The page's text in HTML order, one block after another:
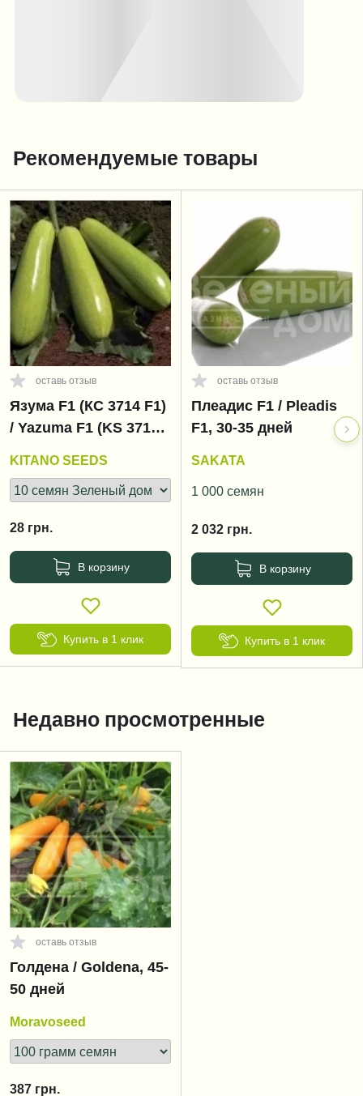
Рекомендуемые товары
оставь отзыв
Язума F1 (КС 3714 F1)
/ Yazuma F1 (KS 3714
KITANO SEEDS
28 грн.
В корзину
Купить в 1 клик
оставь отзыв
Плеадис F1 / Pleadis
F1, 30-35 дней
SAKATA
1 000 семян
2 032 грн.
В корзину
Купить в 1 клик
Недавно просмотренные
оставь отзыв
Голдена / Goldena, 45-
50 дней
Moravoseed
387 грн.